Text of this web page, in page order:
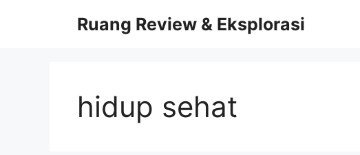
Ruang Review & Eksplorasi
hidup sehat